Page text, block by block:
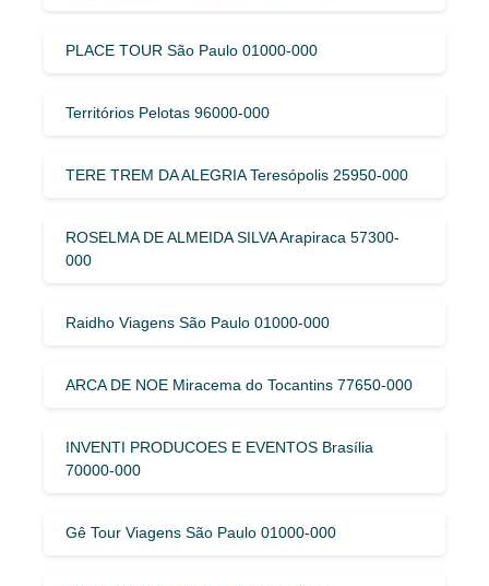
PLACE TOUR São Paulo 01000-000
Territórios Pelotas 96000-000
TERE TREM DA ALEGRIA Teresópolis 25950-000
ROSELMA DE ALMEIDA SILVA Arapiraca 57300-
000
Raidho Viagens São Paulo 01000-000
ARCA DE NOE Miracema do Tocantins 77650-000
INVENTI PRODUCOES E EVENTOS Brasília
70000-000
Gê Tour Viagens São Paulo 01000-000